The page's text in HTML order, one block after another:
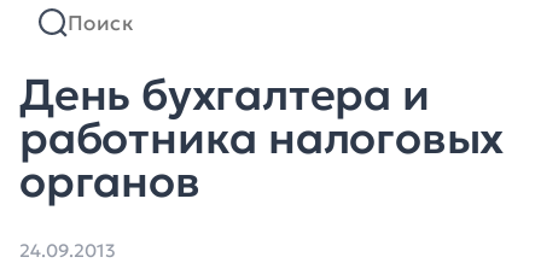
День бухгалтера и
работника налоговых
органов
24.09.2013